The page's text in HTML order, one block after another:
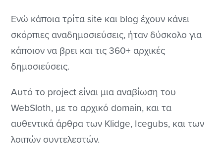
Ενώ κάποια τρίτα site και blog έχουν κάνει
σκόρπιες αναδημοσιεύσεις, ήταν δύσκολο για
κάποιον να βρει και τις 360+ αρχικές
δημοσιεύσεις.
Αυτό το project είναι μια αναβίωση του
WebSloth, με το αρχικό domain, και τα
αυθεντικά άρθρα των Klidge, Icegubs, και των
λοιπών συντελεστών.